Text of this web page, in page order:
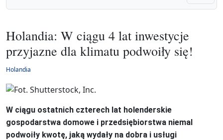
Holandia: W ciągu 4 lat inwestycje
przyjazne dla klimatu podwoiły się!
Holandia
W ciągu ostatnich czterech lat holenderskie
gospodarstwa domowe i przedsiębiorstwa niemal
podwoiły kwotę, jaką wydały na dobra i usługi